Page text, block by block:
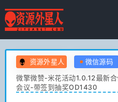
资源外星人
微信源码
微擎微赞-米花活动1.0.12最新
会议-带签到抽奖OD1430